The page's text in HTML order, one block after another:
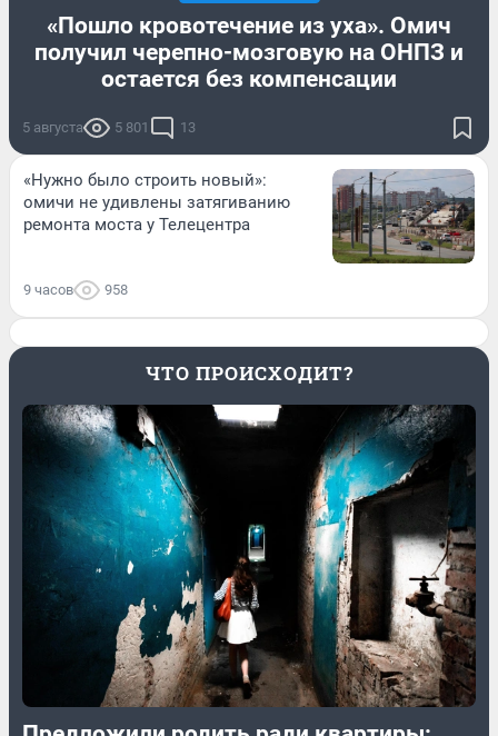
«Пошло кровотечение из уха». Омич
получил черепно-мозговую на ОНПЗ и
остается без компенсации
5 августа 5 801 13
«Нужно было строить новый»:
омичи не удивлены затягиванию
ремонта моста у Телецентра
9 часов 958
ЧТО ПРОИСХОДИТ?